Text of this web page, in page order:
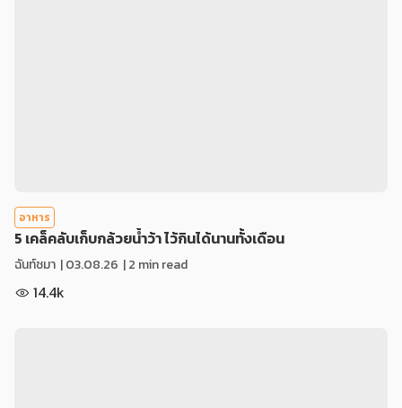
อาหาร
5 เคล็คลับเก็บกล้วยน้ำว้า ไว้กินได้นานทั้งเดือน
ฉันท์ชมา |03.08.26 | 2 min read
14.4k